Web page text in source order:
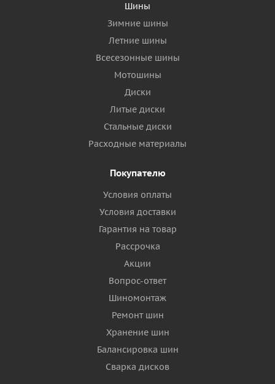
Шины
Зимние шины
Летние шины
Всесезонные шины
Мотошины
Диски
Литые диски
Стальные диски
Расходные материалы
Покупателю
Условия оплаты
Условия доставки
Гарантия на товар
Рассрочка
Акции
Вопрос-ответ
Шиномонтаж
Ремонт шин
Хранение шин
Балансировка шин
Сварка дисков